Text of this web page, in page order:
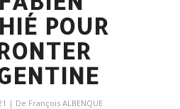
POUR
| De François ALBENQUE